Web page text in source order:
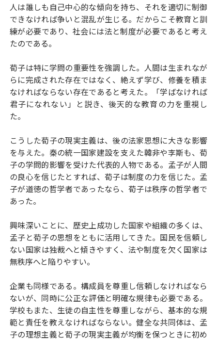
人は誰しも自己中心的な傾向を持ち、それを適切に制御
できなければ争いと混乱が生じる。だからこそ教育と訓
練が必要であり、社会には法と制度が必要であると考え
たのである。
荀子は特に学問の重要性を強調した。人間は生まれなが
らに完成された存在ではなく、絶えず学び、修養を積ま
なければならない存在であると考えた。「学ばなければ
君子になれない」と説き、後天的な教育の力を重視し
た。
こうした荀子の現実主義は、後の法家思想に大きな影響
を与えた。秦の統一国家建設を支えた韓非や李斯も、荀
子の学問的影響を受けた代表的人物である。孟子が人間
の良心を信じたとすれば、荀子は制度の力を信じた。孟
子が道徳の哲学者であったなら、荀子は秩序の哲学者で
あった。
興味深いことに、歴史上成功した国家や組織の多くは、
孟子と荀子の思想をともに活用してきた。国民を信頼し
ない国家は独裁へと傾きやすく、法や制度を欠く国家は
無秩序へと陥りやすい。
企業も同様である。構成員を尊重し信頼しなければなら
ないが、同時に公正な評価と明確な規律も必要である。
学校もまた、生徒の自主性を尊重しながら、基本的な規
範と責任を教えなければならない。健全な共同体は、孟
子の理想主義と荀子の現実主義が均衡を保つときに初め